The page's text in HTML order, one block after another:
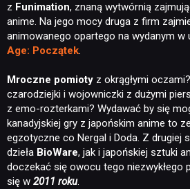
z Funimation, znaną wytwórnią
anime. Na jego mocy druga z firm
animowanego opartego na wydanym w
Age: Początek.
Mroczne pomioty z okrągłymi
czarodziejki i wojowniczki z dużymi
z emo-rozterkami? Wydawać by się
kanadyjskiej gry z japońskim anime to
egzotyczne co Nergal i Doda. Z drugiej
dzieła BioWare, jak i japońskiej sztuki
doczekać się owocu tego niezwykłego
się w 2011 roku.